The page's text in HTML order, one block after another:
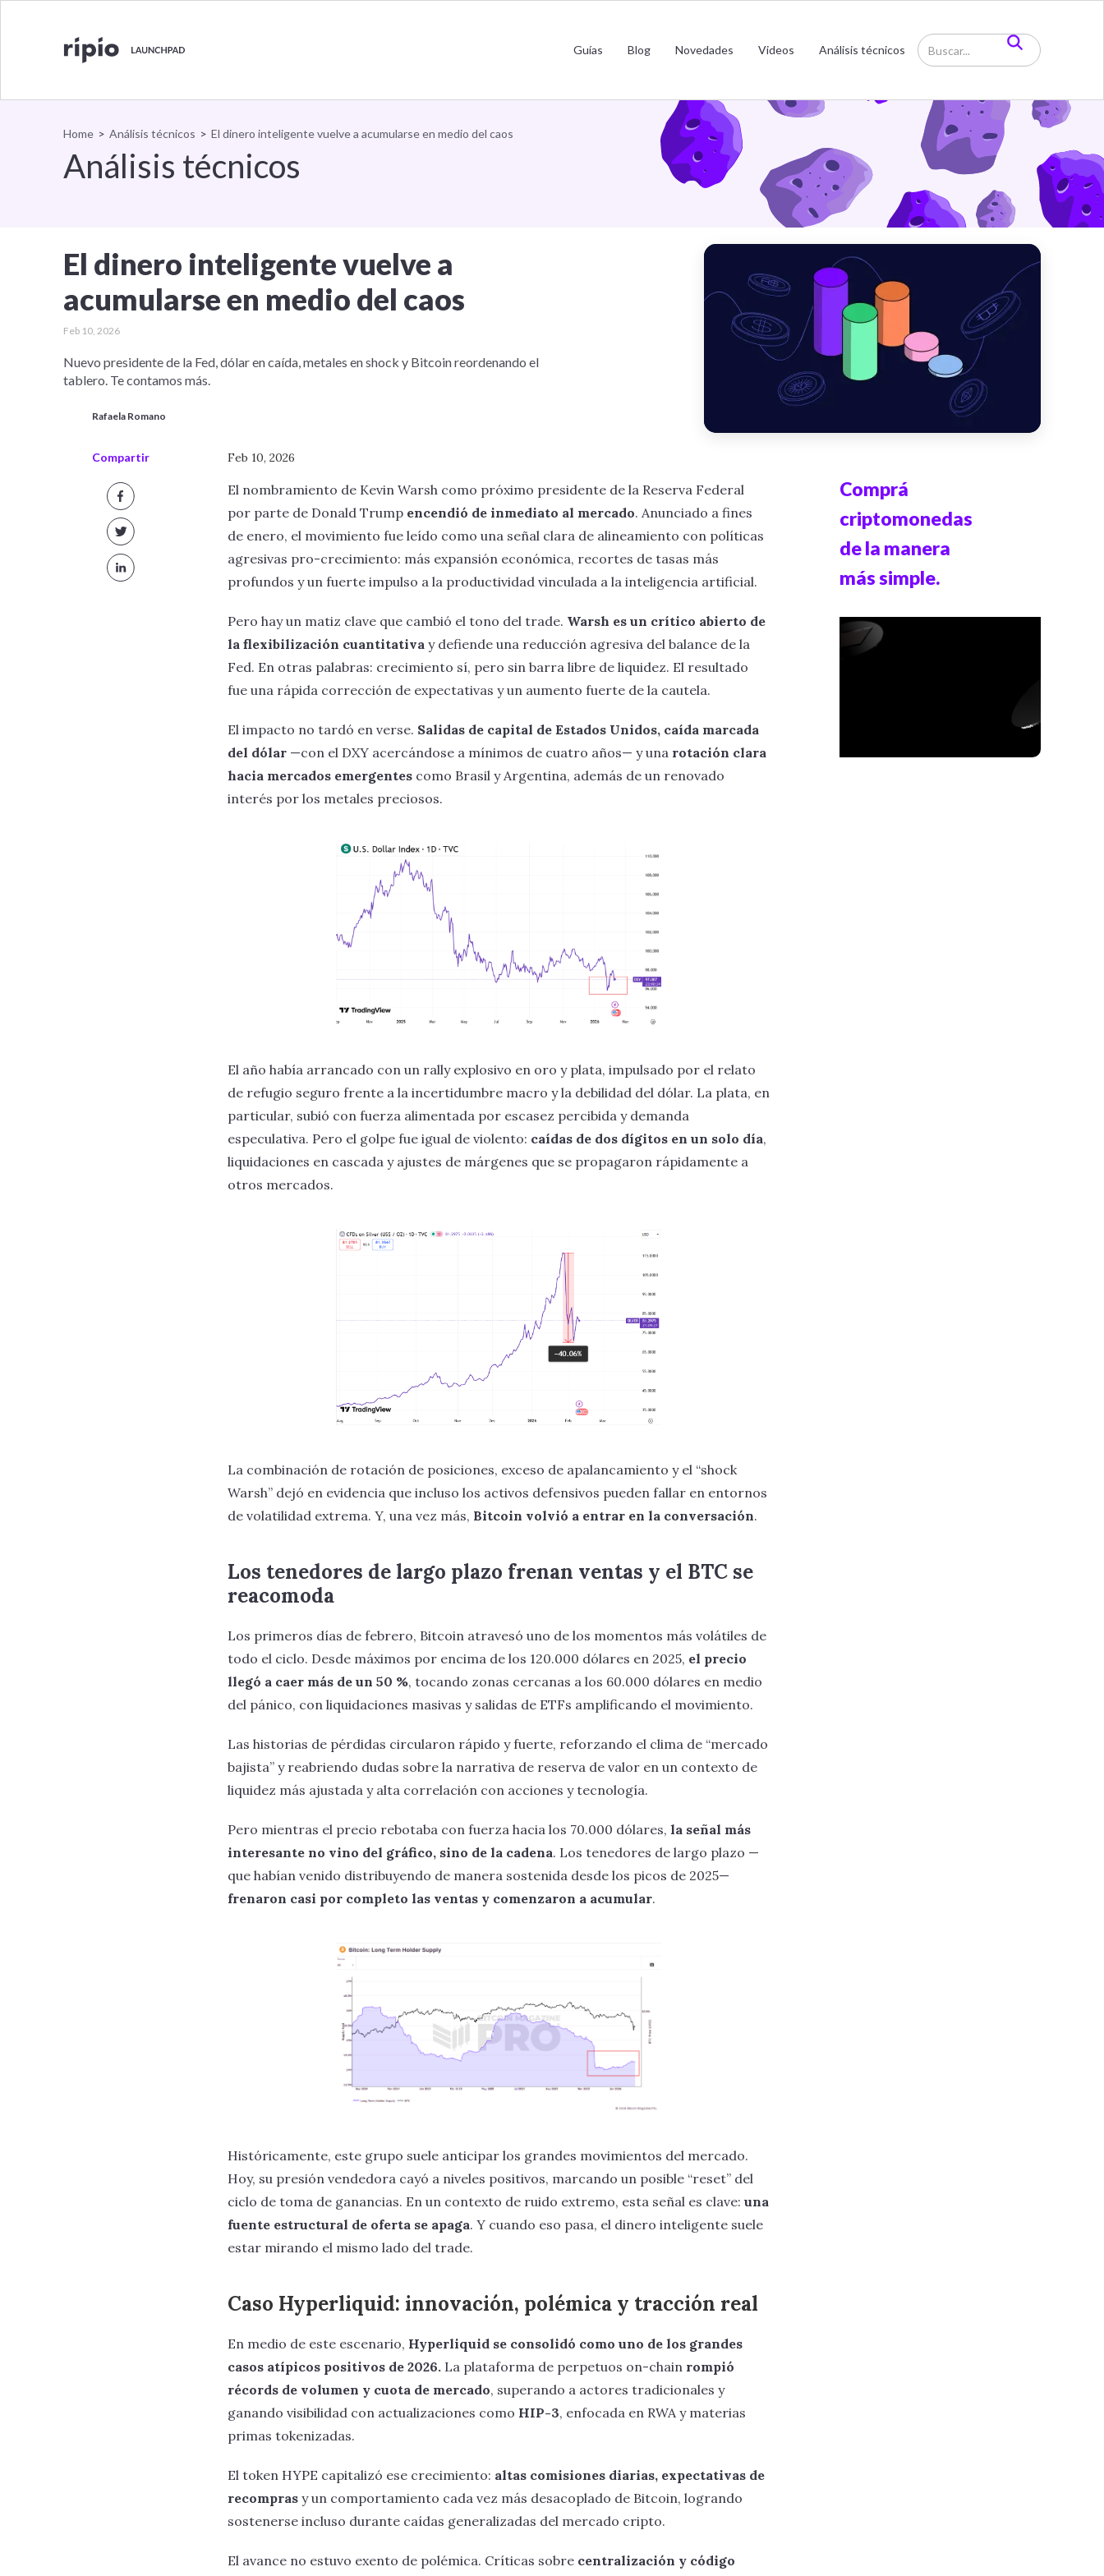
Guías Blog Novedades Videos Análisis técnicos
Home > Análisis técnicos > El dinero inteligente vuelve a acumularse en medio del caos
Análisis técnicos
El dinero inteligente vuelve a
acumularse en medio del caos
Feb 10, 2026
Nuevo presidente de la Fed, dólar en caída, metales en shock y Bitcoin reordenando el
tablero. Te contamos más.
Rafaela Romano
Compartir Feb 10, 2026
El nombramiento de Kevin Warsh como próximo presidente de la Reserva Federal
por parte de Donald Trump encendió de inmediato al mercado. Anunciado a fines
de enero, el movimiento fue leído como una señal clara de alineamiento con políticas
agresivas pro-crecimiento: más expansión económica, recortes de tasas más
profundos y un fuerte impulso a la productividad vinculada a la inteligencia artificial.
Pero hay un matiz clave que cambió el tono del trade. Warsh es un crítico abierto de
la flexibilización cuantitativa y defiende una reducción agresiva del balance de la
Fed. En otras palabras: crecimiento sí, pero sin barra libre de liquidez. El resultado
fue una rápida corrección de expectativas y un aumento fuerte de la cautela.
El impacto no tardó en verse. Salidas de capital de Estados Unidos, caída marcada
del dólar —con el DXY acercándose a mínimos de cuatro años— y una rotación clara
hacia mercados emergentes como Brasil y Argentina, además de un renovado
interés por los metales preciosos.
El año había arrancado con un rally explosivo en oro y plata, impulsado por el relato
de refugio seguro frente a la incertidumbre macro y la debilidad del dólar. La plata, en
particular, subió con fuerza alimentada por escasez percibida y demanda
especulativa. Pero el golpe fue igual de violento: caídas de dos dígitos en un solo día,
liquidaciones en cascada y ajustes de márgenes que se propagaron rápidamente a
otros mercados.
La combinación de rotación de posiciones, exceso de apalancamiento y el “shock
Warsh” dejó en evidencia que incluso los activos defensivos pueden fallar en entornos
de volatilidad extrema. Y, una vez más, Bitcoin volvió a entrar en la conversación.
Los tenedores de largo plazo frenan ventas y el BTC se
reacomoda
Los primeros días de febrero, Bitcoin atravesó uno de los momentos más volátiles de
todo el ciclo. Desde máximos por encima de los 120.000 dólares en 2025, el precio
llegó a caer más de un 50 %, tocando zonas cercanas a los 60.000 dólares en medio
del pánico, con liquidaciones masivas y salidas de ETFs amplificando el movimiento.
Las historias de pérdidas circularon rápido y fuerte, reforzando el clima de “mercado
bajista” y reabriendo dudas sobre la narrativa de reserva de valor en un contexto de
liquidez más ajustada y alta correlación con acciones y tecnología.
Pero mientras el precio rebotaba con fuerza hacia los 70.000 dólares, la señal más
interesante no vino del gráfico, sino de la cadena. Los tenedores de largo plazo —
que habían venido distribuyendo de manera sostenida desde los picos de 2025—
frenaron casi por completo las ventas y comenzaron a acumular.
Históricamente, este grupo suele anticipar los grandes movimientos del mercado.
Hoy, su presión vendedora cayó a niveles positivos, marcando un posible “reset” del
ciclo de toma de ganancias. En un contexto de ruido extremo, esta señal es clave: una
fuente estructural de oferta se apaga. Y cuando eso pasa, el dinero inteligente suele
estar mirando el mismo lado del trade.
Caso Hyperliquid: innovación, polémica y tracción real
En medio de este escenario, Hyperliquid se consolidó como uno de los grandes
casos atípicos positivos de 2026. La plataforma de perpetuos on-chain rompió
récords de volumen y cuota de mercado, superando a actores tradicionales y
ganando visibilidad con actualizaciones como HIP-3, enfocada en RWA y materias
primas tokenizadas.
El token HYPE capitalizó ese crecimiento: altas comisiones diarias, expectativas de
recompras y un comportamiento cada vez más desacoplado de Bitcoin, logrando
sostenerse incluso durante caídas generalizadas del mercado cripto.
El avance no estuvo exento de polémica. Críticas sobre centralización y código
Comprá
criptomonedas
de la manera
más simple.